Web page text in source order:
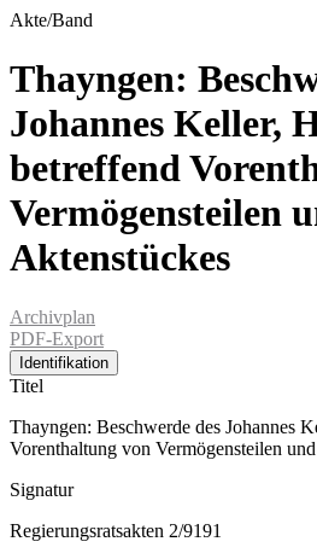
Akte/Band
Thayngen:
Johannes Keller,
betreffend
Vermögensteilen
Aktenstückes
Archivplan
PDF-Export
Identifikation
Titel
Thayngen: Beschwerde des Johannes
Vorenthaltung von Vermögensteilen
Signatur
Regierungsratsakten 2/9191